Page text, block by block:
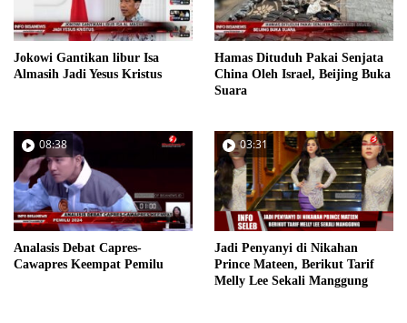
Jokowi Gantikan libur Isa
Almasih Jadi Yesus Kristus
Hamas Dituduh Pakai Senjata
China Oleh Israel, Beijing Buka
Suara
08:38
Analasis Debat Capres-
Cawapres Keempat Pemilu
03:31
Jadi Penyanyi di Nikahan
Prince Mateen, Berikut Tarif
Melly Lee Sekali Manggung